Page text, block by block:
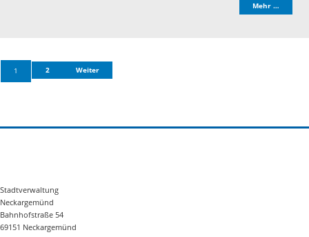
Mehr …
1 2 Weiter
Stadtverwaltung
Neckargemünd
Bahnhofstraße 54
69151 Neckargemünd